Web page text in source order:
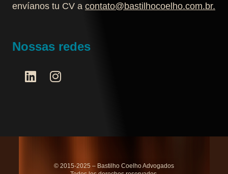
envíanos tu CV a contato@bastilhocoelho.com.br.
Nossas redes
© 2015-2025 – Bastilho Coelho Advogados